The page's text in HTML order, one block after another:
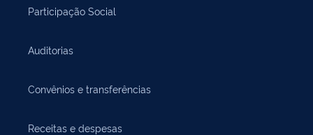
Participação Social
Auditorias
Convênios e transferências
Receitas e despesas